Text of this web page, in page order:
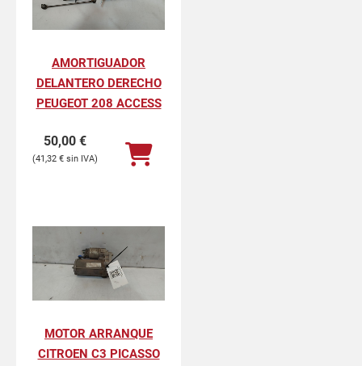
AMORTIGUADOR
DELANTERO DERECHO
PEUGEOT 208 ACCESS
50,00 €
41,32 €
MOTOR ARRANQUE
CITROEN C3 PICASSO